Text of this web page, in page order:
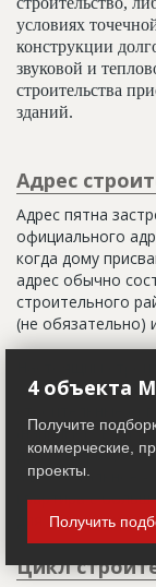
условиях
конструкции
звуковой и
строительства
зданий.
Адрес
Адрес пятна
официального
когда дому
адрес обычно
строительного
(не обязательно)
Настоящим
указанный в
(например,
должен
а все остальное
квартира с
для переговоров.
Цикл
4 объекта
Получите
коммерческие,
проекты.
Получить